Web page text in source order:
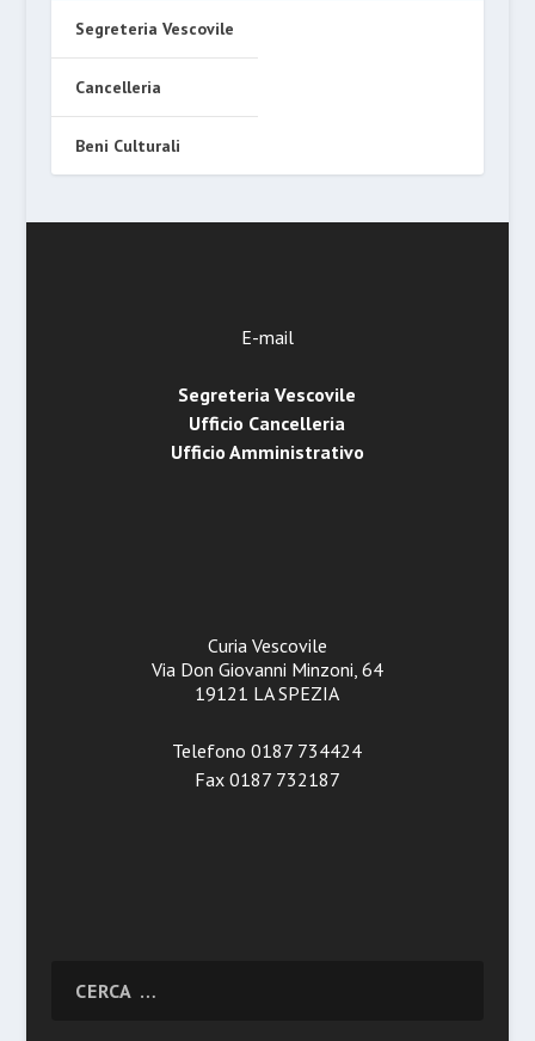
Segreteria Vescovile
Cancelleria
Beni Culturali
E-mail
Segreteria Vescovile
Ufficio Cancelleria
Ufficio Amministrativo
Curia Vescovile
Via Don Giovanni Minzoni, 64
19121 LA SPEZIA
Telefono 0187 734424
Fax 0187 732187